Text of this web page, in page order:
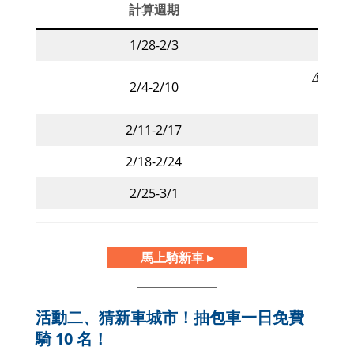
計算週期
1/28-2/3
2/4-2/10
⚠️ 2/17
2/11-2/17
2/18-2/24
2/25-3/1
馬上騎新車 ▸
活動二、猜新車城市！抽包車一日免費
騎 10 名！